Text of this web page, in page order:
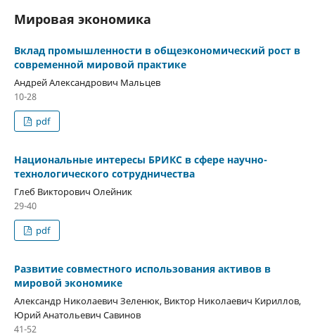
Мировая экономика
Вклад промышленности в общеэкономический рост в
современной мировой практике
Андрей Александрович Мальцев
10-28
pdf
Национальные интересы БРИКС в сфере научно-
технологического сотрудничества
Глеб Викторович Олейник
29-40
pdf
Развитие совместного использования активов в
мировой экономике
Александр Николаевич Зеленюк, Виктор Николаевич Кириллов,
Юрий Анатольевич Савинов
41-52